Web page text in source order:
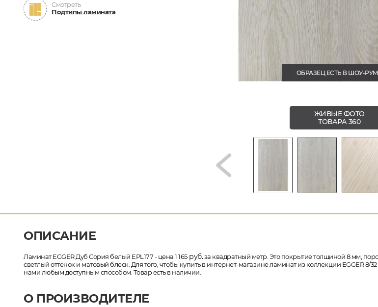
Смотреть
Подтипы ламината
ОБРАЗЕЦ ЕСТЬ В ШОУ-
ЖИВЫЕ ФОТО
ТОВАРА 360
ОПИСАНИЕ
Ламинат EGGER Дуб Сория белый EPL177 - цена 1 165руб.за квадратный метр. Это покрытие толщиной 8 мм,
светлый оттенок и матовый блеск. Для того, чтобы купить в интернет-магазине ламинат из коллекции EGGER
нами любым доступным способом. Товар есть в наличии.
О ПРОИЗВОДИТЕЛЕ